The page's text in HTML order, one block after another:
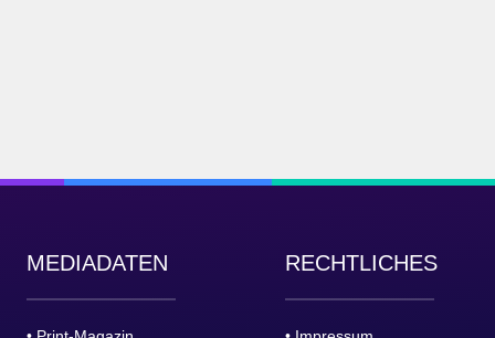
MEDIADATEN RECHTLICHES